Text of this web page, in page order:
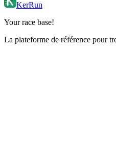
KerRun
Your race base!
La plateforme de référence pour